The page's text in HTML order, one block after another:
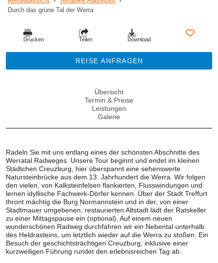
Durch das grüne Tal der Werra
Drucken Teilen Download
Übersicht
Termin & Preise
Leistungen
Galerie
REISE ANFRAGEN
Radeln Sie mit uns entlang eines der schönsten Abschnitte des
Werratal Radweges. Unsere Tour beginnt und endet im kleinen
Städtchen Creuzburg, hier überspannt eine sehenswerte
Natursteinbrücke aus dem 13. Jahrhundert die Werra. Wir folgen
den vielen, von Kalksteinfelsen flankierten, Flusswindungen und
lernen idyllische Fachwerk-Dörfer kennen. Über der Stadt Treffurt
thront mächtig die Burg Normannstein und in der, von einer
Stadtmauer umgebenen, restaurierten Altstadt lädt der Ratskeller
zu einer Mittagspause ein (optional). Auf einem neuen
wunderschönen Radweg durchfahren wir ein Nebental unterhalb
des Heldrasteins, um letztlich wieder auf die Werra zu stoßen. Ein
Besuch der geschichtsträchtigen Creuzburg, inklusive einer
kurzweiligen Führung rundet den erlebnisreichen Tag ab.